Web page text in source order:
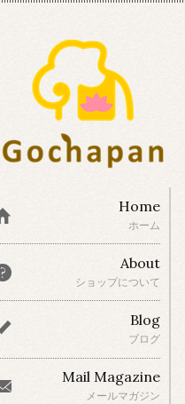
Home
ホーム
About
ショップについて
Blog
ブログ
Mail Magazine
メールマガジン